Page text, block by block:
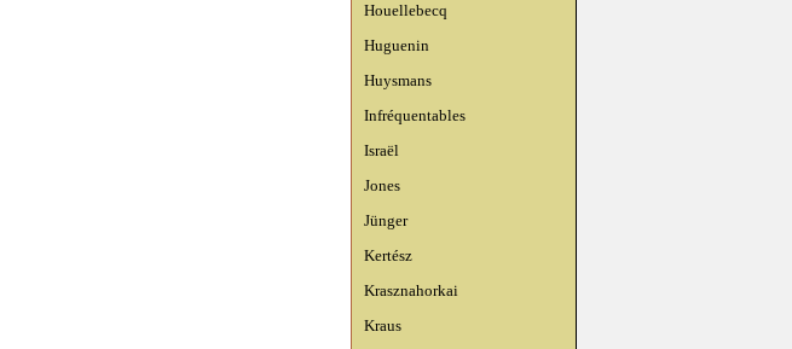
Houellebecq
Huguenin
Huysmans
Infréquentables
Israël
Jones
Jünger
Kertész
Krasznahorkai
Kraus